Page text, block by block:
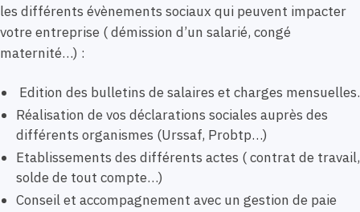
les différents évènements sociaux qui peuvent impacter
votre entreprise ( démission d’un salarié, congé
maternité…) :
Edition des bulletins de salaires et charges mensuelles.
Réalisation de vos déclarations sociales auprès des
différents organismes (Urssaf, Probtp…)
Etablissements des différents actes ( contrat de travail,
solde de tout compte…)
Conseil et accompagnement avec un gestion de paie